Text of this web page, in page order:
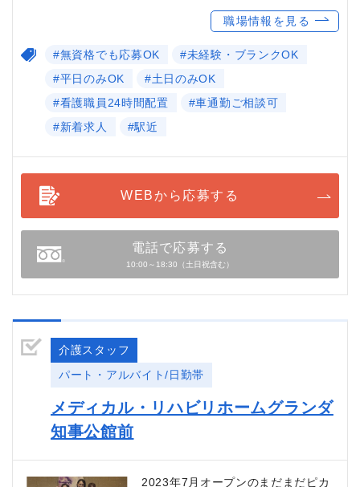
職場情報を見る
#無資格でも応募OK
#未経験・ブランクOK
#平日のみOK
#土日のみOK
#看護職員24時間配置
#車通勤ご相談可
#新着求人
#駅近
WEBから応募する
電話で応募する
10:00～18:30（土日祝含む）
介護スタッフ
パート・アルバイト/日勤帯
メディカル・リハビリホームグランダ
知事公館前
2023年7月オープンのまだまだピカ